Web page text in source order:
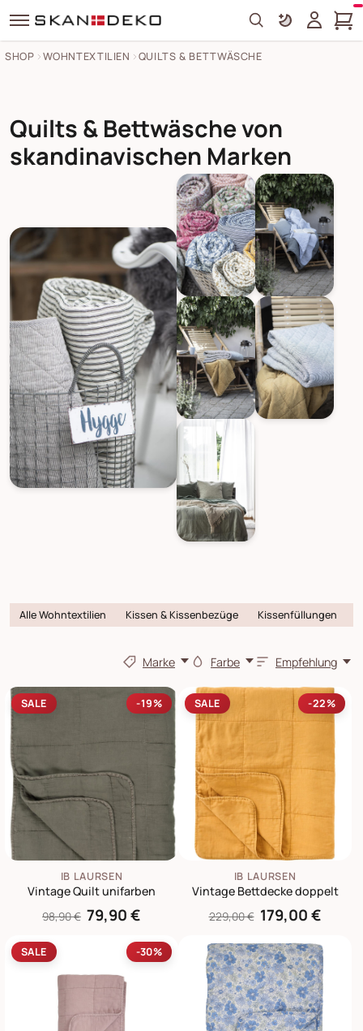
Search
SHOP WOHNTEXTILIEN QUILTS & BETTWÄSCHE
Quilts & Bettwäsche von
skandinavischen Marken
Alle Wohntextilien Kissen & Kissenbezüge Kissenfüllungen
Marke Farbe Empfehlung
SALE -19%
IB LAURSEN
Vintage Quilt unifarben
98,90 € 79,90 €
SALE -22%
IB LAURSEN
Vintage Bettdecke doppelt
229,00 € 179,00 €
SALE -30%